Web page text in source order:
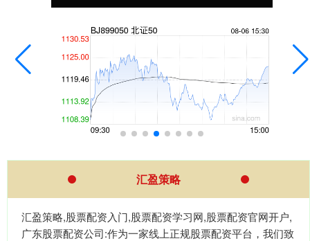
汇盈策略
汇盈策略,股票配资入门,股票配资学习网,股票配资官网开户,
广东股票配资公司:作为一家线上正规股票配资平台，我们致